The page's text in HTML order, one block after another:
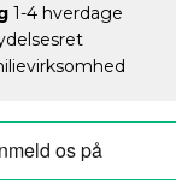
1-4 hverdage